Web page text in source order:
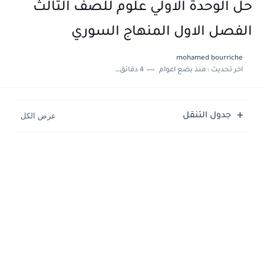
حل الوحدة الاولي علوم للصف الثالث
الفصل الاول المنهاج السوري
mohamed bourriche
اخر تحديث :منذ بضع اعوام 4 دقائق للقراءة
جدول التنقل